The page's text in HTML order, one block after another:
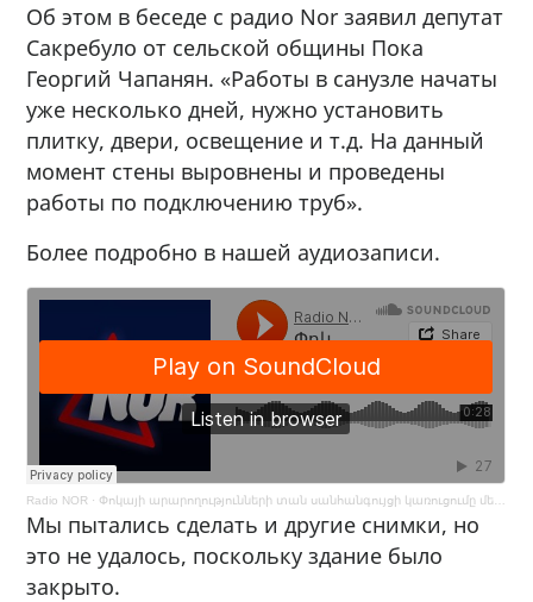
Об этом в беседе с радио Nor заявил депутат
Сакребуло от сельской общины Пока
Георгий Чапанян. «Работы в санузле начаты
уже несколько дней, нужно установить
плитку, двери, освещение и т.д. На данный
момент стены выровнены и проведены
работы по подключению труб».
Более подробно в нашей аудиозаписи.
Radio NOR · Փոկայի արարողությունների տան սանհանգույցի կառուցումը մեկնարկել է
Мы пытались сделать и другие снимки, но
это не удалось, поскольку здание было
закрыто.